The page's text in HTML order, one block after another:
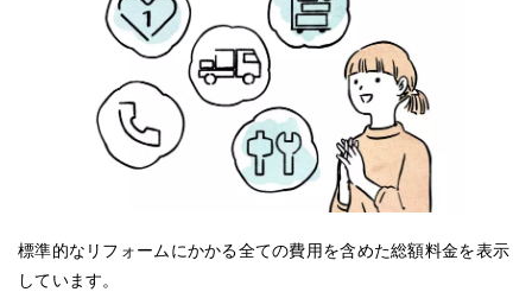
標準的なリフォームにかかる全ての費用を含めた総額料金を表示
しています。